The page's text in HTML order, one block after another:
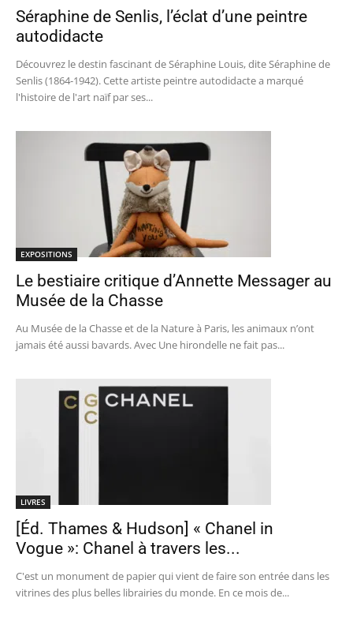
Séraphine de Senlis, l’éclat d’une peintre
autodidacte
Découvrez le destin fascinant de Séraphine Louis, dite Séraphine de
Senlis (1864-1942). Cette artiste peintre autodidacte a marqué
l'histoire de l'art naïf par ses...
EXPOSITIONS
Le bestiaire critique d’Annette Messager au
Musée de la Chasse
Au Musée de la Chasse et de la Nature à Paris, les animaux n’ont
jamais été aussi bavards. Avec Une hirondelle ne fait pas...
LIVRES
[Éd. Thames & Hudson] « Chanel in
Vogue »: Chanel à travers les...
C'est un monument de papier qui vient de faire son entrée dans les
vitrines des plus belles librairies du monde. En ce mois de...